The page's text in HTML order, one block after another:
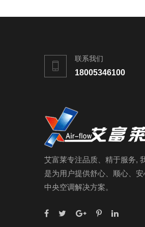
联系我们
18005346100
艾富莱专注品质、精于服务,
是为用户提供舒心、顺心、
中央空调解决方案。